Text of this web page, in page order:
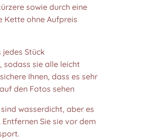
sowie durch eine
Kette ohne Aufpreis
jedes Stück
sie alle leicht
Ihnen, dass es sehr
den Fotos sehen
wasserdicht, aber es
Sie sie vor dem